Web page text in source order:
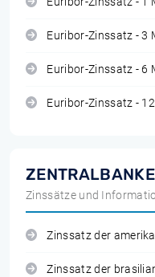
Euribor-Zinssatz - 3
Euribor-Zinssatz - 6
Euribor-Zinssatz -
Zinssätze und
Zinssatz der
Zinssatz der